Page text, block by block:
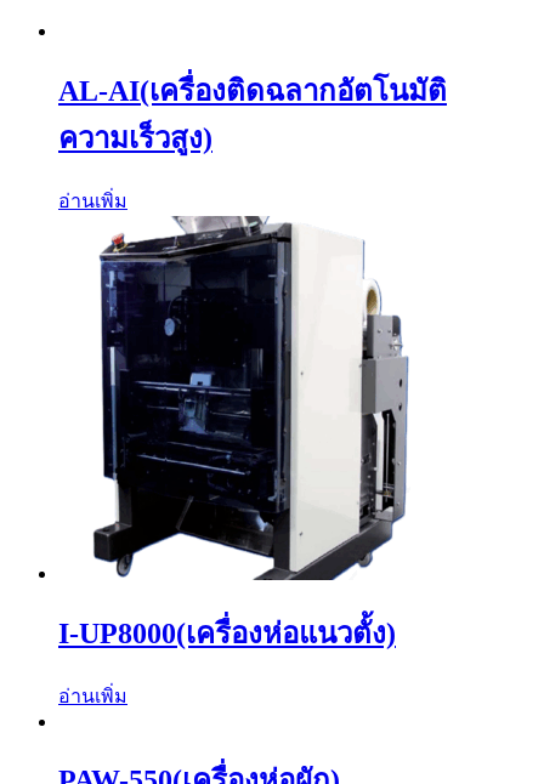
AL-AI(เครื่องติดฉลากอัตโนมัติ
ความเร็วสูง)
อ่านเพิ่ม
I-UP8000(เครื่องห่อแนวตั้ง)
อ่านเพิ่ม